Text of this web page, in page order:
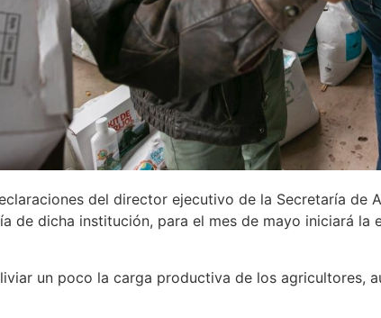
del director ejecutivo de la Secretaría de
de dicha institución, para el mes de mayo iniciará
un poco la carga productiva de los agricultores,